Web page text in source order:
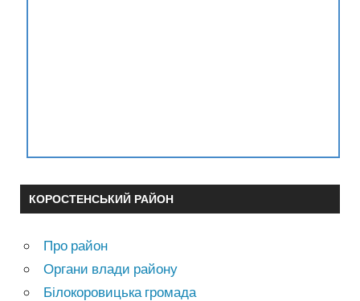
КОРОСТЕНСЬКИЙ РАЙОН
Про район
Органи влади району
Білокоровицька громада